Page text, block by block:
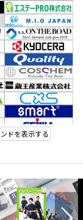
ドを表示する